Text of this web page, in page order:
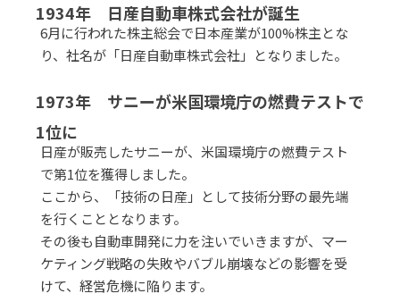
1934年 日産自動車株式会社が誕生
6月に行われた株主総会で日本産業が100%株主とな
り、社名が「日産自動車株式会社」となりました。
1973年 サニーが米国環境庁の燃費テストで
1位に
日産が販売したサニーが、米国環境庁の燃費テスト
で第1位を獲得しました。
ここから、「技術の日産」として技術分野の最先端
を行くこととなります。
その後も自動車開発に力を注いでいきますが、マー
ケティング戦略の失敗やバブル崩壊などの影響を受
けて、経営危機に陥ります。